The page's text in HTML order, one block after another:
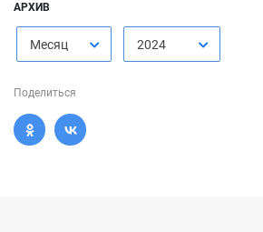
АРХИВ
Месяц 2024
Поделиться